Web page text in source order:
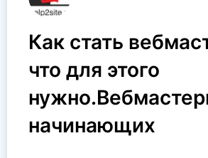
Как стать
что для этого
начинающих